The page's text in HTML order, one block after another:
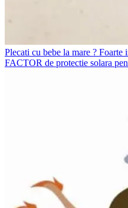
Plecati cu bebe la mare ?
FACTOR de protectie solara